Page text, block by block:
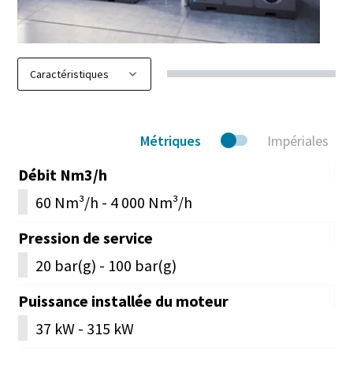
Métriques Impériales
Débit Nm3/h
60 Nm³/h - 4 000 Nm³/h
Pression de service
20 bar(g) - 100 bar(g)
Puissance installée du moteur
37 kW - 315 kW